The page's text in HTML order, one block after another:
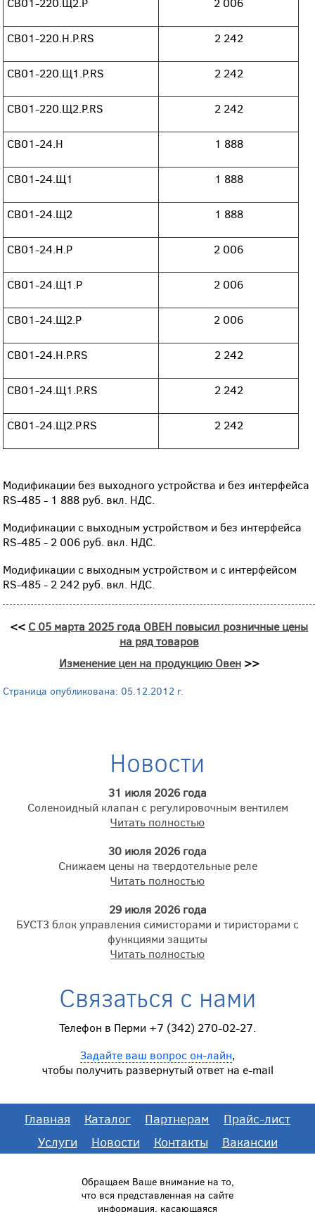
СВ01-220.Н.Р.RS 2 242
СВ01-220.Щ1.Р.RS 2 242
СВ01-220.Щ2.Р.RS 2 242
СВ01-24.Н 1 888
СВ01-24.Щ1 1 888
СВ01-24.Щ2 1 888
СВ01-24.Н.Р 2 006
СВ01-24.Щ1.Р 2 006
СВ01-24.Щ2.Р 2 006
СВ01-24.Н.Р.RS 2 242
СВ01-24.Щ1.Р.RS 2 242
СВ01-24.Щ2.Р.RS 2 242
Модификации без выходного устройства и без интерфейса
RS-485 - 1 888 руб. вкл. НДС.
Модификации с выходным устройством и без интерфейса
RS-485 - 2 006 руб. вкл. НДС.
Модификации с выходным устройством и с интерфейсом
RS-485 - 2 242 руб. вкл. НДС.
<< С 05 марта 2025 года ОВЕН повысил розничные цены
на ряд товаров
Изменение цен на продукцию Овен>>
Страница опубликована: 05.12.2012 г.
Новости
31 июля 2026 года
Соленоидный клапан с регулировочным вентилем
Читать полностью
30 июля 2026 года
Снижаем цены на твердотельные реле
Читать полностью
29 июля 2026 года
БУСТ3 блок управления симисторами и тиристорами с
функциями защиты
Читать полностью
Связаться с нами
Телефон в Перми +7 (342) 270-02-27.
Задайте ваш вопрос он-лайн,
чтобы получить развернутый ответ на e-mail
Главная Каталог Партнерам
Прайс-лист
Услуги
Новости Контакты Вакансии
Обращаем Ваше внимание на то,
что вся представленная на сайте
информация, касающаяся